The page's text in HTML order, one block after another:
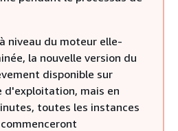
niveau du moteur elle-
la nouvelle version du
disponible sur
d'exploitation, mais en
toutes les instances